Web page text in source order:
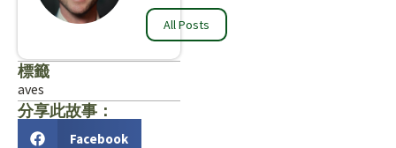
All Posts
標籤
aves
分享此故事：
Facebook